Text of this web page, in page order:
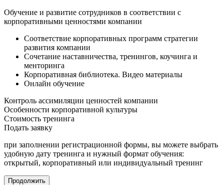
Обучение и развитие сотрудников в соответствии с
корпоративными ценностями компании
Соответствие корпоративных программ стратегии
развития компании
Сочетание наставничества, тренингов, коучинга и
менторинга
Корпоративная библиотека. Видео материалы
Онлайн обучение
Контроль ассимиляции ценностей компании
Особенности корпоративной культуры
Стоимость тренинга
Подать заявку
при заполнении регистрационной формы, вы можете выбрать
удобную дату тренинга и нужный формат обучения:
открытый, корпоративный или индивидуальный тренинг
Продолжить